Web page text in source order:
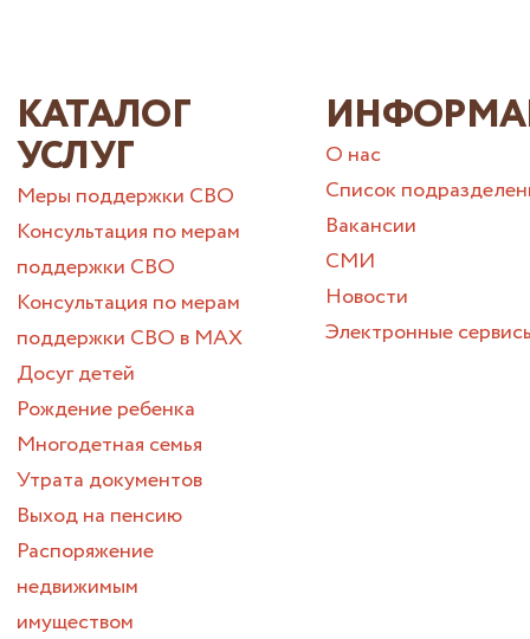
КАТАЛОГ
УСЛУГ
Меры поддержки СВО
Консультация по мерам
поддержки СВО
Консультация по мерам
поддержки СВО в МАХ
Досуг детей
Рождение ребенка
Многодетная семья
Утрата документов
Выход на пенсию
Распоряжение
недвижимым
имуществом
О нас
Список
Вакансии
СМИ
Новости
Электронные